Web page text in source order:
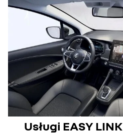
Usługi EASY LINK